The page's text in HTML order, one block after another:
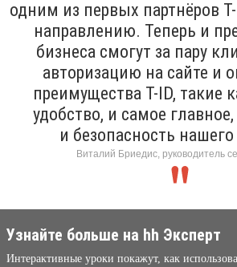
одним из первых партнёров
направлению. Теперь и
бизнеса смогут за пару
авторизацию на сайте и
преимущества T-ID, такие
удобство, и самое
и безопасность нашего
Виталий Бриедис, руководитель
Узнайте больше на hh Эксперт
Интерактивные уроки покажут, как